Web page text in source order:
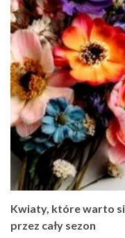
Kwiaty, które warto
przez cały sezon